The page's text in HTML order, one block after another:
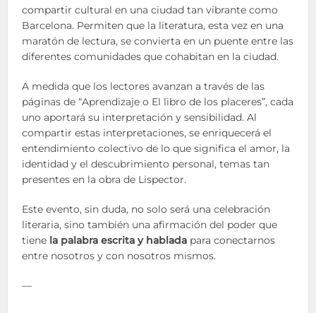
compartir cultural en una ciudad tan vibrante como
Barcelona. Permiten que la literatura, esta vez en una
maratón de lectura, se convierta en un puente entre las
diferentes comunidades que cohabitan en la ciudad.
A medida que los lectores avanzan a través de las
páginas de “Aprendizaje o El libro de los placeres”, cada
uno aportará su interpretación y sensibilidad. Al
compartir estas interpretaciones, se enriquecerá el
entendimiento colectivo de lo que significa el amor, la
identidad y el descubrimiento personal, temas tan
presentes en la obra de Lispector.
Este evento, sin duda, no solo será una celebración
literaria, sino también una afirmación del poder que
tiene la palabra escrita y hablada para conectarnos
entre nosotros y con nosotros mismos.
—